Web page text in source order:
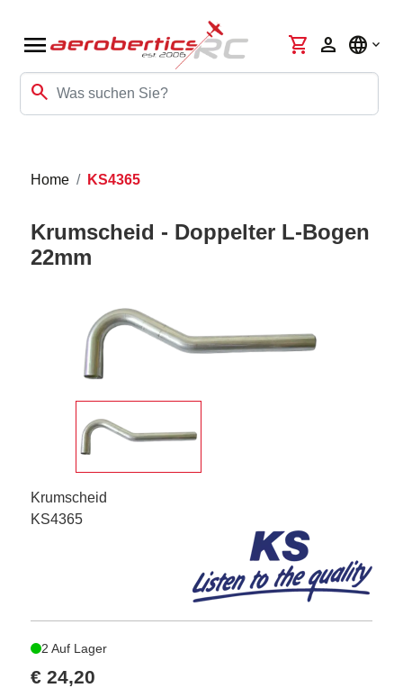
menu
search
shopping_cart person language
Home KS4365
Krumscheid - Doppelter L-Bogen
22mm
Krumscheid
KS4365
2 Auf Lager
€ 24,20